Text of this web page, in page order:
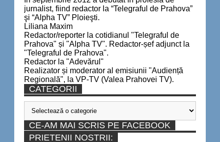
jurnalist, fiind redactor la “Telegraful de Prahova”
şi “Alpha TV” Ploieşti.
Liliana Maxim
Redactor/reporter la cotidianul "Telegraful de
Prahova" și "Alpha TV". Redactor-șef adjunct la
"Telegraful de Prahova".
Redactor la "Adevărul"
Realizator și moderator al emisiunii "Audiență
Regională", la VP-TV (Valea Prahovei TV).
CATEGORII
Categorii
CE-AM MAI SCRIS PE FACEBOOK
PRIETENII NOSTRII: